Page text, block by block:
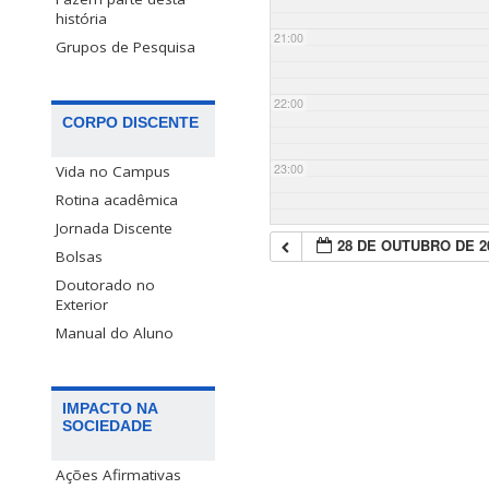
história
Grupos de Pesquisa
CORPO DISCENTE
Vida no Campus
Rotina acadêmica
Jornada Discente
Bolsas
Doutorado no
Exterior
Manual do Aluno
IMPACTO NA
SOCIEDADE
Ações Afirmativas
21:00
22:00
23:00
28 DE OUTUBRO DE